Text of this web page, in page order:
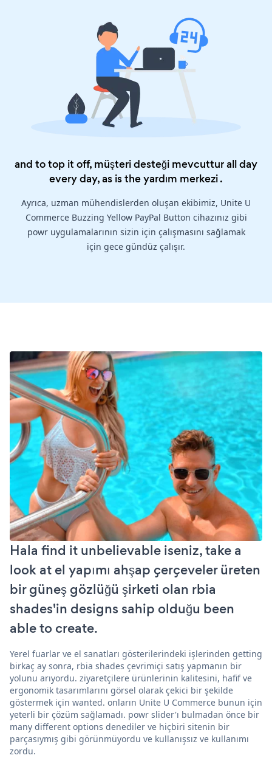
and to top it off, müşteri desteği mevcuttur all day
every day, as is theyardım merkezi.
Ayrıca, uzman mühendislerden oluşan ekibimiz, Unite U
Commerce Buzzing Yellow PayPal Button cihazınız gibi
powr uygulamalarının sizin için çalışmasını sağlamak
için gece gündüz çalışır.
Hala find it unbelievable iseniz, take a
look at el yapımı ahşap çerçeveler üreten
bir güneş gözlüğü şirketi olan rbia
shades'in designs sahip olduğu been
able to create.
Yerel fuarlar ve el sanatları gösterilerindeki işlerinden getting
birkaç ay sonra, rbia shades çevrimiçi satış yapmanın bir
yolunu arıyordu. ziyaretçilere ürünlerinin kalitesini, hafif ve
ergonomik tasarımlarını görsel olarak çekici bir şekilde
göstermek için wanted. onların Unite U Commerce bunun için
yeterli bir çözüm sağlamadı. powr slider'ı bulmadan önce bir
many different options denediler ve hiçbiri sitenin bir
parçasıymış gibi görünmüyordu ve kullanışsız ve kullanımı
zordu.